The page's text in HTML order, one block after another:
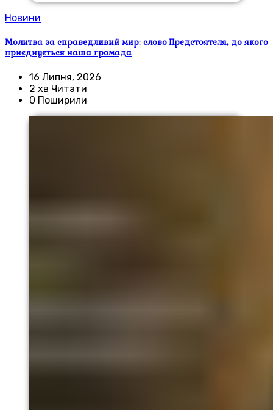
Новини
Молитва за справедливий мир: слово Предстоятеля, до якого
приєднується наша громада
16 Липня, 2026
2 хв Читати
0 Поширили